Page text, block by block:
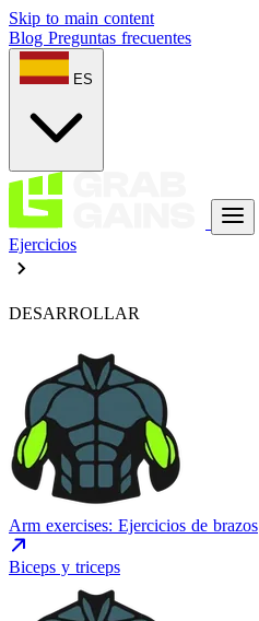
Skip to main content
Blog Preguntas frecuentes
ES
Ejercicios
DESARROLLAR
Arm exercises: Ejercicios de brazos
Biceps y triceps